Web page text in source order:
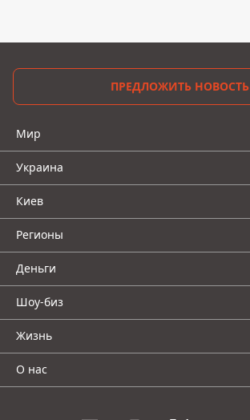
ПРЕДЛОЖИТЬ НОВОСТЬ
Мир
Украина
Киев
Регионы
Деньги
Шоу-биз
Жизнь
О нас